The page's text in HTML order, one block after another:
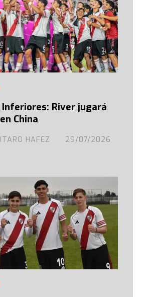
River jugará
China
HAFEZ 29/07/2026